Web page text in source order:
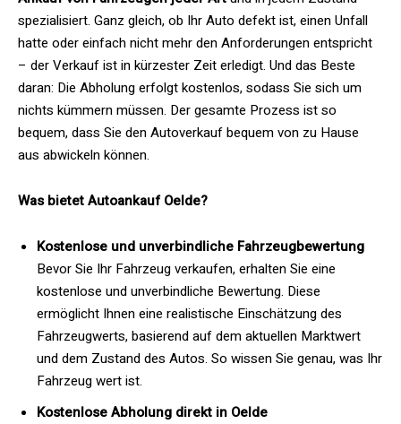
spezialisiert. Ganz gleich, ob Ihr Auto defekt ist, einen Unfall
hatte oder einfach nicht mehr den Anforderungen entspricht
– der Verkauf ist in kürzester Zeit erledigt. Und das Beste
daran: Die Abholung erfolgt kostenlos, sodass Sie sich um
nichts kümmern müssen. Der gesamte Prozess ist so
bequem, dass Sie den Autoverkauf bequem von zu Hause
aus abwickeln können.
Was bietet Autoankauf Oelde?
Kostenlose und unverbindliche Fahrzeugbewertung
Bevor Sie Ihr Fahrzeug verkaufen, erhalten Sie eine
kostenlose und unverbindliche Bewertung. Diese
ermöglicht Ihnen eine realistische Einschätzung des
Fahrzeugwerts, basierend auf dem aktuellen Marktwert
und dem Zustand des Autos. So wissen Sie genau, was Ihr
Fahrzeug wert ist.
Kostenlose Abholung direkt in Oelde